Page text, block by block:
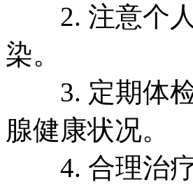
2. 注意个人
染。
3. 定期体检
腺健康状况。
4. 合理治疗